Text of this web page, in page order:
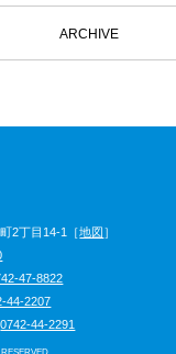
ARCHIVE
2丁目14-1［地図 ］
47-8822
44-2207
0742-44-2291